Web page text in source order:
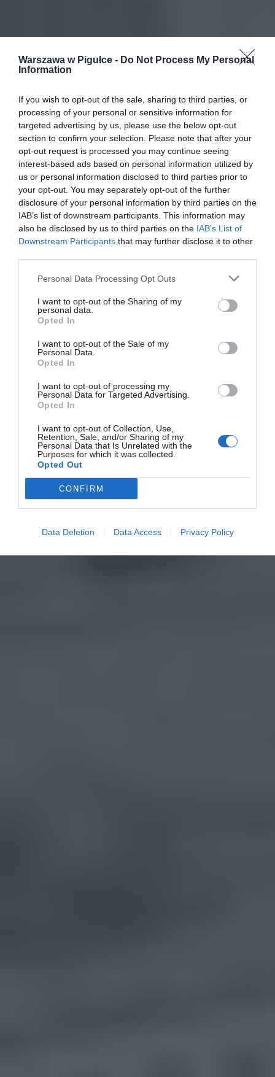
Warszawa w Pigułce - Do Not Process My Personal
Information
If you wish to opt-out of the sale, sharing to third parties, or
processing of your personal or sensitive information for
targeted advertising by us, please use the below opt-out
section to confirm your selection. Please note that after your
opt-out request is processed you may continue seeing
interest-based ads based on personal information utilized by
us or personal information disclosed to third parties prior to
your opt-out. You may separately opt-out of the further
disclosure of your personal information by third parties on the
IAB’s list of downstream participants. This information may
also be disclosed by us to third parties on the IAB’s List of
Downstream Participants that may further disclose it to other
Personal Data Processing Opt Outs
I want to opt-out of the Sharing of my
personal data.
Opted In
I want to opt-out of the Sale of my
Personal Data.
Opted In
I want to opt-out of processing my
Personal Data for Targeted Advertising.
Opted In
I want to opt-out of Collection, Use,
Retention, Sale, and/or Sharing of my
Personal Data that Is Unrelated with the
Purposes for which it was collected.
Opted Out
CONFIRM
Data Deletion Data Access Privacy Policy